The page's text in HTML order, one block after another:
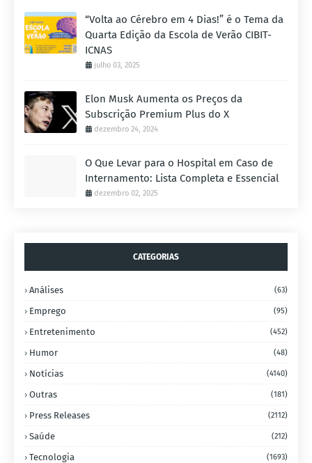
“Volta ao Cérebro em 4 Dias!” é o Tema da
Quarta Edição da Escola de Verão CIBIT-
ICNAS
julho 03, 2025
Elon Musk Aumenta os Preços da
Subscrição Premium Plus do X
dezembro 24, 2024
O Que Levar para o Hospital em Caso de
Internamento: Lista Completa e Essencial
dezembro 02, 2025
CATEGORIAS
Análises (63)
Emprego (95)
Entretenimento (452)
Humor (48)
Notícias (4140)
Outras (181)
Press Releases (2112)
Saúde (212)
Tecnologia (1693)